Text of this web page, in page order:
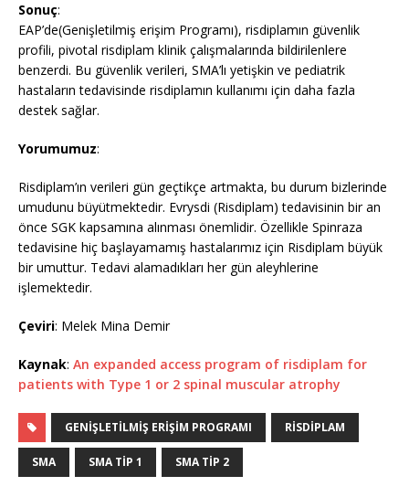
Sonuç:
EAP’de(Genişletilmiş erişim Programı), risdiplamın güvenlik
profili, pivotal risdiplam klinik çalışmalarında bildirilenlere
benzerdi. Bu güvenlik verileri, SMA’lı yetişkin ve pediatrik
hastaların tedavisinde risdiplamın kullanımı için daha fazla
destek sağlar.
Yorumumuz:
Risdiplam’ın verileri gün geçtikçe artmakta, bu durum bizlerinde
umudunu büyütmektedir. Evrysdi (Risdiplam) tedavisinin bir an
önce SGK kapsamına alınması önemlidir. Özellikle Spinraza
tedavisine hiç başlayamamış hastalarımız için Risdiplam büyük
bir umuttur. Tedavi alamadıkları her gün aleyhlerine
işlemektedir.
Çeviri: Melek Mina Demir
Kaynak: An expanded access program of risdiplam for
patients with Type 1 or 2 spinal muscular atrophy
GENIŞLETILMIŞ ERIŞIM PROGRAMI RISDIPLAM
SMA SMA TIP 1 SMA TIP 2